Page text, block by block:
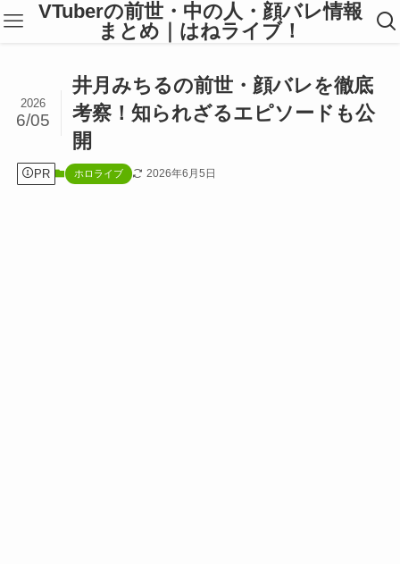
VTuberの前世・中の人・顔バレ情報
まとめ｜はねライブ！
井月みちるの前世・顔バレを徹底
考察！知られざるエピソードも公
開
2026
6/05
PR ホロライブ 2026年6月5日